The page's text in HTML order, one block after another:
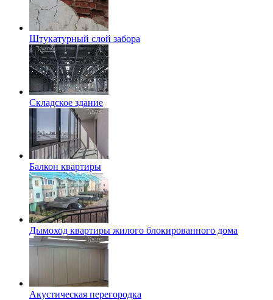
Штукатурный слой забора
Складское здание
Балкон квартиры
Дымоход квартиры жилого блокированного дома
Акустическая перегородка